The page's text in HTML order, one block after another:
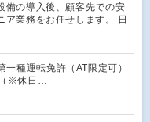
備の導入後、顧客先での安
ア業務をお任せします。 日
種運転免許（AT限定可）
※休日…